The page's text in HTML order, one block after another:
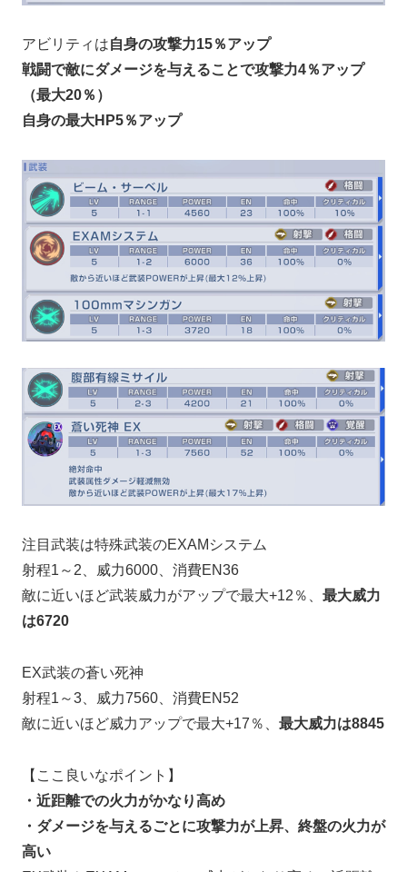
アビリティは自身の攻撃力15％アップ
戦闘で敵にダメージを与えることで攻撃力4％アップ
（最大20％）
自身の最大HP5％アップ
注目武装は特殊武装のEXAMシステム
射程1～2、威力6000、消費EN36
敵に近いほど武装威力がアップで最大+12％、 最大威力
は6720
EX武装の蒼い死神
射程1～3、威力7560、消費EN52
敵に近いほど威力アップで最大+17％、 最大威力は8845
【ここ良いなポイント】
・近距離での火力がかなり高め
・ダメージを与えるごとに攻撃力が上昇、終盤の火力が
高い